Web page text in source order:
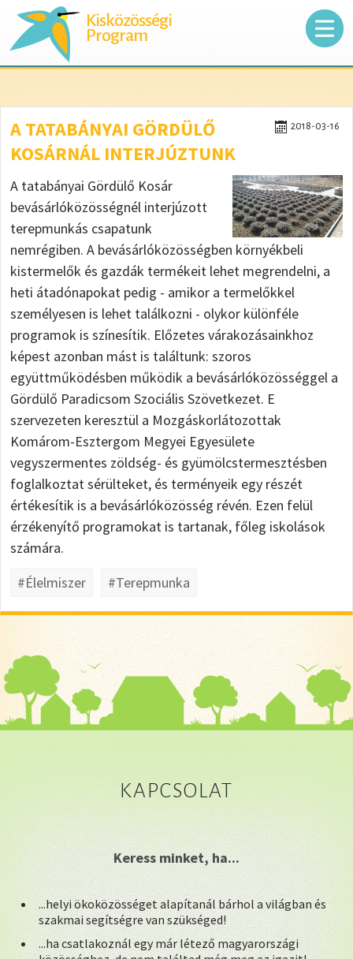
Kisközösségi
Program
2018-03-16
A TATABÁNYAI GÖRDÜLŐ
KOSÁRNÁL INTERJÚZTUNK
A tatabányai Gördülő Kosár
bevásárlóközösségnél interjúzott
terepmunkás csapatunk
nemrégiben. A bevásárlóközösségben környékbeli
kistermelők és gazdák termékeit lehet megrendelni, a
heti átadónapokat pedig - amikor a termelőkkel
személyesen is lehet találkozni - olykor különféle
programok is színesítik. Előzetes várakozásainkhoz
képest azonban mást is találtunk: szoros
együttműködésben működik a bevásárlóközösséggel a
Gördülő Paradicsom Szociális Szövetkezet. E
szervezeten keresztül a Mozgáskorlátozottak
Komárom-Esztergom Megyei Egyesülete
vegyszermentes zöldség- és gyümölcstermesztésben
foglalkoztat sérülteket, és terményeik egy részét
értékesítik is a bevásárlóközösség révén. Ezen felül
érzékenyítő programokat is tartanak, főleg iskolások
számára.
#Élelmiszer
#Terepmunka
KAPCSOLAT
Keress minket, ha...
...helyi ökoközösséget alapítanál bárhol a világban és
szakmai segítségre van szükséged!
...ha csatlakoznál egy már létező magyarországi